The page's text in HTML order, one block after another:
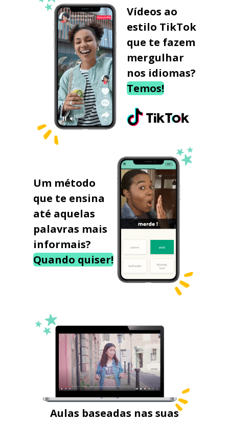
Vídeos ao
estilo TikTok
que te fazem
mergulhar
nos idiomas?
Temos!
Um método
que te ensina
até aquelas
palavras mais
informais?
Quando quiser!
Aulas baseadas nas suas